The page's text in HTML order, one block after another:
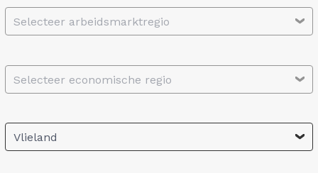
Selecteer arbeidsmarktregio
Selecteer economische regio
Vlieland